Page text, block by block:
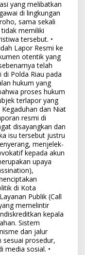
yang melibatkan
di lingkungan
sama sekali
memiliki
tersebut. •
Lapor Resmi ke
otentik yang
telah
Polda Riau pada
hukum yang
proses hukum
terlapor yang
Kegaduhan dan Niat
resmi di
disayangkan dan
isu tersebut justru
menjelek-
kepada akun
upaya
di Kota
Publik (Call
memelintir
kepala
Sistem
dan jalur
sesuai prosedur,
media sosial. •